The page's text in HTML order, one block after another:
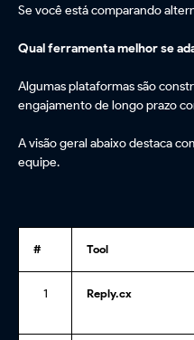
Se você está comparando
Qual ferramenta melhor se
Algumas plataformas são
engajamento de longo prazo
A visão geral abaixo destaca
equipe.
# Tool
1 Reply.cx